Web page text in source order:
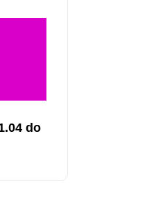
do